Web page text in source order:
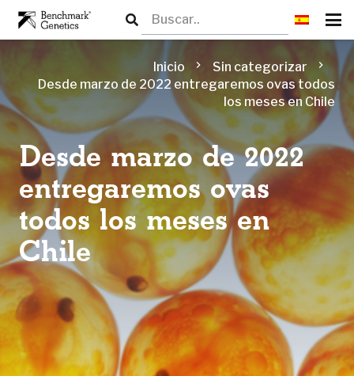
Inicio chevron_right Sin categorizar chevron_right
Desde marzo de 2022 entregaremos ovas todos
los meses en Chile
Desde marzo de 2022
entregaremos ovas
todos los meses en
Chile